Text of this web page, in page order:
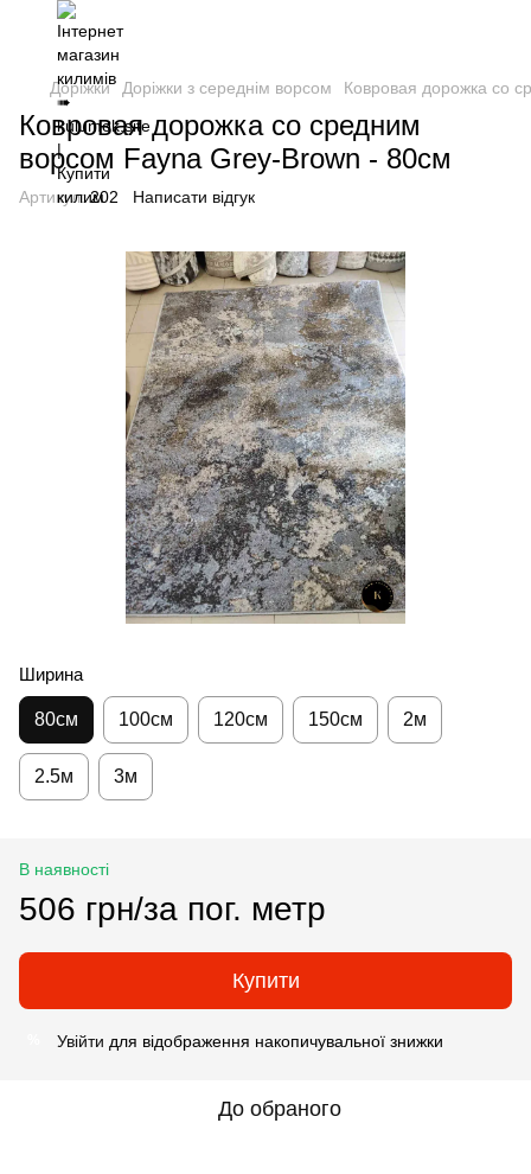
Доріжки Доріжки з середнім ворсом Ковровая дорожка со
Ковровая дорожка со средним
ворсом Fayna Grey-Brown - 80см
Артикул:202 Написати відгук
Ширина
80см 100см 120см 150см 2м
2.5м 3м
В наявності
506 грн/за пог. метр
Купити
Увійти для відображення накопичувальної знижки
До обраного